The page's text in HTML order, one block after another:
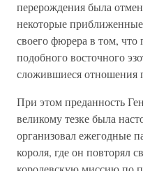
перерождения была
некоторые
своего фюрера в том,
подобного восточного
сложившиеся отношения
При этом преданность
великому тезке была
организовал ежегодные
короля, где он повторял